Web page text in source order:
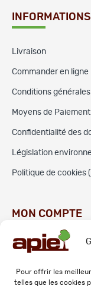
Pour offrir les
telles que les cookies
INFORMATIONS
Livraison
Commander en ligne
Conditions
Moyens de Paiement
Confidentialité des
Législation
Politique de cookies
MON COMPTE
Commandes
Adresses